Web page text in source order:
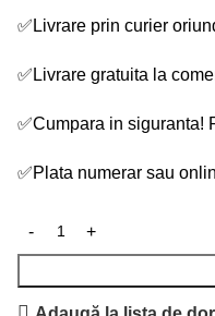
✅ Livrare prin curier
✅ Livrare gratuita la
✅Cumpara in siguranta!
✅Plata numerar sau